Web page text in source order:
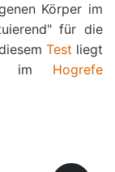
Körper im
für die
Test liegt
im Hogrefe